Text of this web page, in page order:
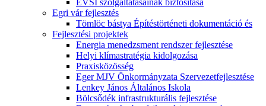
Egri vár fejlesztés
Tömlöc bástya Építéstörténeti dokumentáció és
Fejlesztési projektek
Energia menedzsment rendszer fejlesztése
Helyi klímastratégia kidolgozása
Praxisközösség
Eger MJV Önkormányzata Szervezetfejlesztése
Lenkey János Általános Iskola
Bölcsődék infrastrukturális fejlesztése